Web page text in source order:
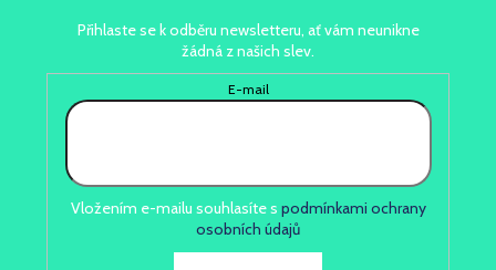
Přihlaste se k odběru newsletteru, ať vám neunikne
žádná z našich slev.
E-mail
Vložením e-mailu souhlasíte s podmínkami ochrany
osobních údajů